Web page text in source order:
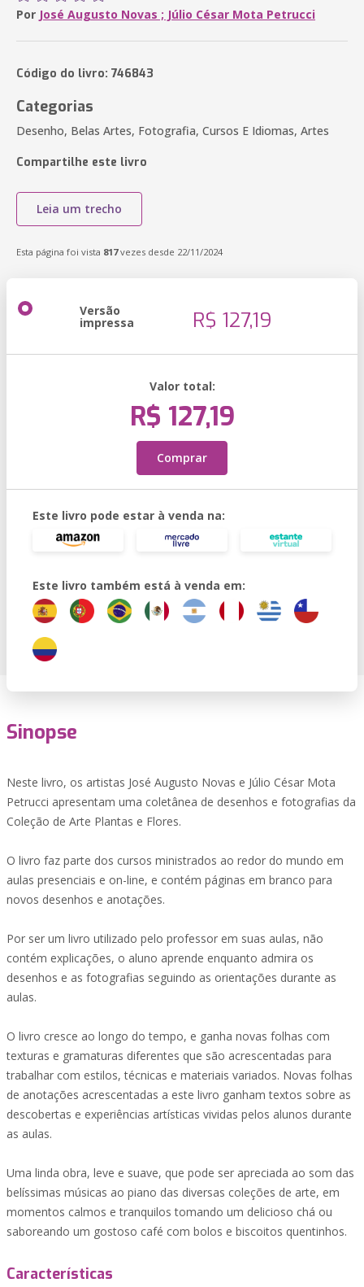
Por José Augusto Novas ; Júlio César Mota Petrucci
Código do livro: 746843
Categorias
Desenho, Belas Artes, Fotografia, Cursos E Idiomas, Artes
Compartilhe este livro
Leia um trecho
Esta página foi vista 817vezes desde 22/11/2024
Versão
impressa R$ 127,19
Valor total:
R$ 127,19
Comprar
Este livro pode estar à venda na:
Este livro também está à venda em:
Sinopse
Neste livro, os artistas José Augusto Novas e Júlio César Mota
Petrucci apresentam uma coletânea de desenhos e fotografias da
Coleção de Arte Plantas e Flores.
O livro faz parte dos cursos ministrados ao redor do mundo em
aulas presenciais e on-line, e contém páginas em branco para
novos desenhos e anotações.
Por ser um livro utilizado pelo professor em suas aulas, não
contém explicações, o aluno aprende enquanto admira os
desenhos e as fotografias seguindo as orientações durante as
aulas.
O livro cresce ao longo do tempo, e ganha novas folhas com
texturas e gramaturas diferentes que são acrescentadas para
trabalhar com estilos, técnicas e materiais variados. Novas folhas
de anotações acrescentadas a este livro ganham textos sobre as
descobertas e experiências artísticas vividas pelos alunos durante
as aulas.
Uma linda obra, leve e suave, que pode ser apreciada ao som das
belíssimas músicas ao piano das diversas coleções de arte, em
momentos calmos e tranquilos tomando um delicioso chá ou
saboreando um gostoso café com bolos e biscoitos quentinhos.
Características